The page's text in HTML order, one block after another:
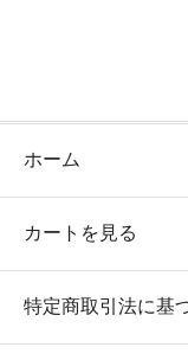
ホーム
カートを見る
特定商取引法に基